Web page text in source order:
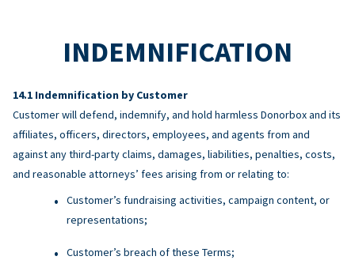
INDEMNIFICATION
Indemnification by Customer
Customer will defend, indemnify, and hold harmless Donorbox and its
affiliates, officers, directors, employees, and agents from and
against any third-party claims, damages, liabilities, penalties, costs,
and reasonable attorneys’ fees arising from or relating to:
Customer’s fundraising activities, campaign content, or
representations;
Customer’s breach of these Terms;